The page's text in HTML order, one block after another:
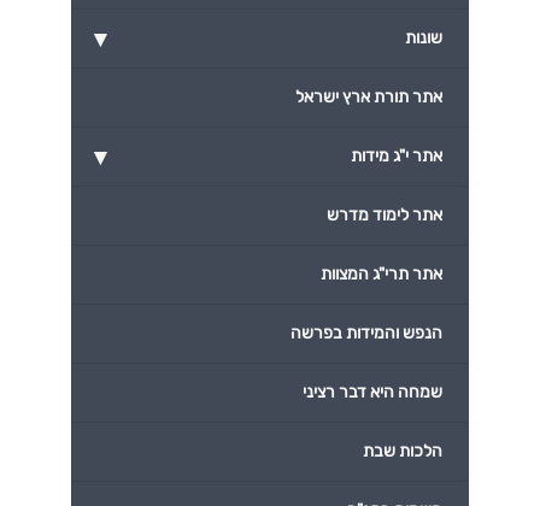
▾ שונות
אתר תורת ארץ ישראל
▾ אתר י"ג מידות
אתר לימוד מדרש
אתר תרי"ג המצוות
הנפש והמידות בפרשה
שמחה היא דבר רציני
הלכות שבת